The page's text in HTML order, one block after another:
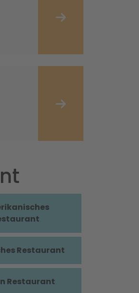
Restaurant
Restaurant